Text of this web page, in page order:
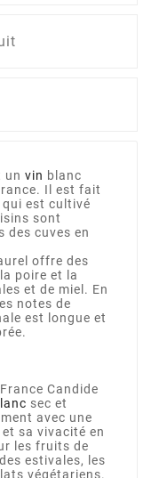
un vin blanc
Il est fait
est cultivé
sont
des cuves en
offre des
poire et la
et de miel. En
notes de
est longue et
Candide
sec et
avec une
sa vivacité en
les fruits de
estivales, les
végétariens.